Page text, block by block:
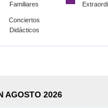
Familiares
Conciertos
Didácticos
AGOSTO 2026